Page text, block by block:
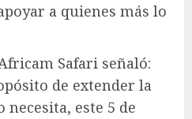
a quienes más lo
Safari señaló:
de extender la
este 5 de